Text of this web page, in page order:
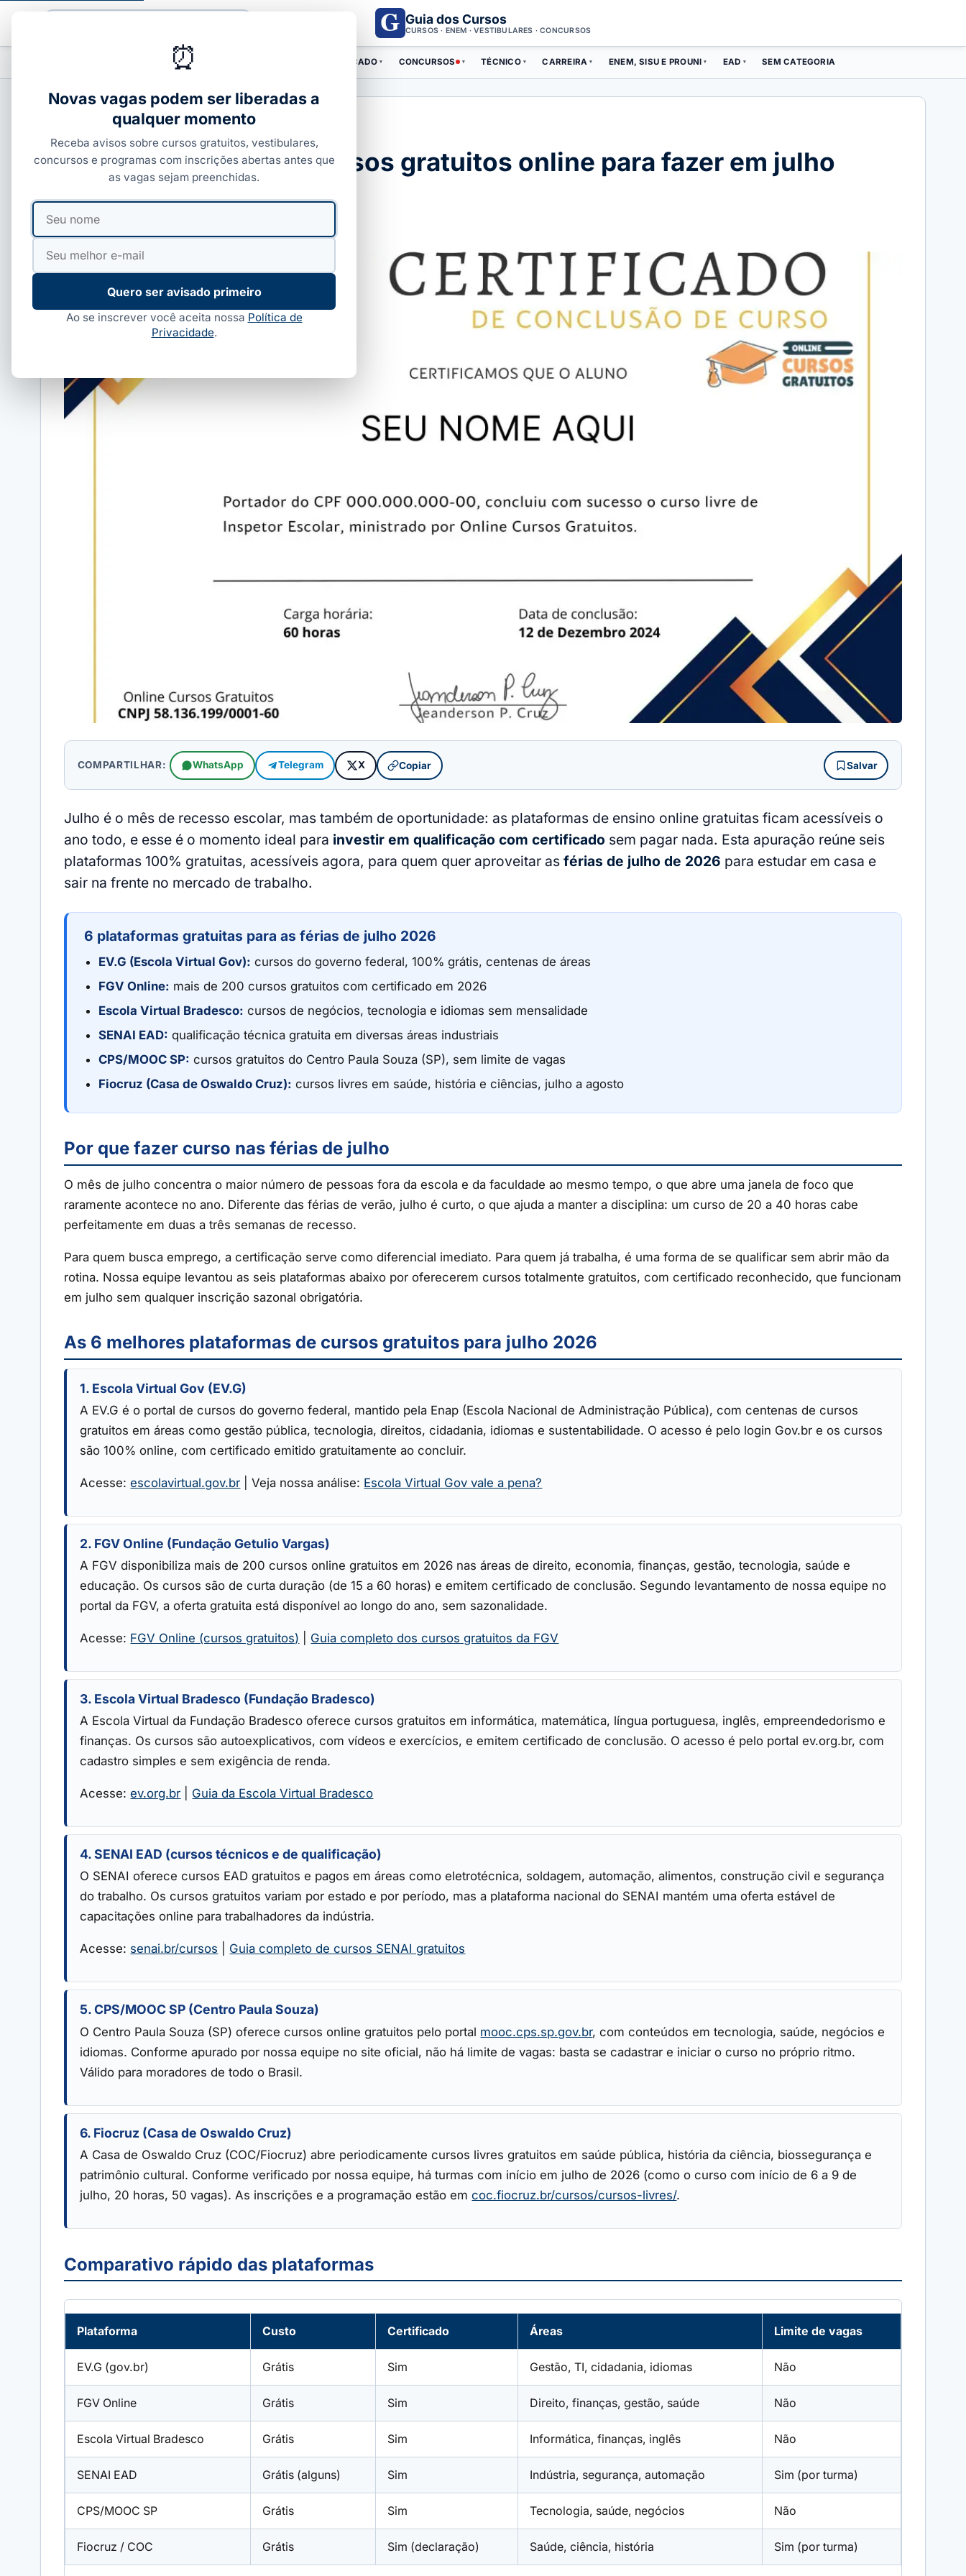
Guia dos Cursos
CURSOS · ENEM · VESTIBULARES · CONCURSOS
PROFISSIONALIZANTES CURSOS COM CERTIFICADO ▾ CONCURSOS ▾ TÉCNICO ▾ CARREIRA ▾ ENEM, SISU E PROUNI ▾ EAD ▾ SEM CATEGORIA
CURSOS COM CERTIFICADO
EV.G, FGV e mais: 6 cursos gratuitos online para fazer em julho
2026
PorIvan Alves
COMPARTILHAR: WhatsApp Telegram X Copiar Salvar
Julho é o mês de recesso escolar, mas também de oportunidade: as plataformas de ensino online gratuitas ficam acessíveis o
ano todo, e esse é o momento ideal para investir em qualificação com certificado sem pagar nada. Esta apuração reúne seis
plataformas 100% gratuitas, acessíveis agora, para quem quer aproveitar as férias de julho de 2026 para estudar em casa e
sair na frente no mercado de trabalho.
6 plataformas gratuitas para as férias de julho 2026
EV.G (Escola Virtual Gov): cursos do governo federal, 100% grátis, centenas de áreas
FGV Online: mais de 200 cursos gratuitos com certificado em 2026
Escola Virtual Bradesco: cursos de negócios, tecnologia e idiomas sem mensalidade
SENAI EAD: qualificação técnica gratuita em diversas áreas industriais
CPS/MOOC SP: cursos gratuitos do Centro Paula Souza (SP), sem limite de vagas
Fiocruz (Casa de Oswaldo Cruz): cursos livres em saúde, história e ciências, julho a agosto
Por que fazer curso nas férias de julho
O mês de julho concentra o maior número de pessoas fora da escola e da faculdade ao mesmo tempo, o que abre uma janela de foco que
raramente acontece no ano. Diferente das férias de verão, julho é curto, o que ajuda a manter a disciplina: um curso de 20 a 40 horas cabe
perfeitamente em duas a três semanas de recesso.
Para quem busca emprego, a certificação serve como diferencial imediato. Para quem já trabalha, é uma forma de se qualificar sem abrir mão da
rotina. Nossa equipe levantou as seis plataformas abaixo por oferecerem cursos totalmente gratuitos, com certificado reconhecido, que funcionam
em julho sem qualquer inscrição sazonal obrigatória.
As 6 melhores plataformas de cursos gratuitos para julho 2026
1. Escola Virtual Gov (EV.G)
A EV.G é o portal de cursos do governo federal, mantido pela Enap (Escola Nacional de Administração Pública), com centenas de cursos
gratuitos em áreas como gestão pública, tecnologia, direitos, cidadania, idiomas e sustentabilidade. O acesso é pelo login Gov.br e os cursos
são 100% online, com certificado emitido gratuitamente ao concluir.
Acesse:escolavirtual.gov.br | Veja nossa análise: Escola Virtual Gov vale a pena?
2. FGV Online (Fundação Getulio Vargas)
A FGV disponibiliza mais de 200 cursos online gratuitos em 2026 nas áreas de direito, economia, finanças, gestão, tecnologia, saúde e
educação. Os cursos são de curta duração (de 15 a 60 horas) e emitem certificado de conclusão. Segundo levantamento de nossa equipe no
portal da FGV, a oferta gratuita está disponível ao longo do ano, sem sazonalidade.
Acesse: FGV Online (cursos gratuitos) Guia completo dos cursos gratuitos da FGV
3. Escola Virtual Bradesco (Fundação Bradesco)
A Escola Virtual da Fundação Bradesco oferece cursos gratuitos em informática, matemática, língua portuguesa, inglês, empreendedorismo e
finanças. Os cursos são autoexplicativos, com vídeos e exercícios, e emitem certificado de conclusão. O acesso é pelo portal ev.org.br, com
cadastro simples e sem exigência de renda.
Acesse:ev.org.br Guia da Escola Virtual Bradesco
4. SENAI EAD (cursos técnicos e de qualificação)
O SENAI oferece cursos EAD gratuitos e pagos em áreas como eletrotécnica, soldagem, automação, alimentos, construção civil e segurança
do trabalho. Os cursos gratuitos variam por estado e por período, mas a plataforma nacional do SENAI mantém uma oferta estável de
capacitações online para trabalhadores da indústria.
Acesse: senai.br/cursos Guia completo de cursos SENAI gratuitos
5. CPS/MOOC SP (Centro Paula Souza)
O Centro Paula Souza (SP) oferece cursos online gratuitos pelo portal mooc.cps.sp.gov.br, com conteúdos em tecnologia, saúde, negócios e
idiomas. Conforme apurado por nossa equipe no site oficial, não há limite de vagas: basta se cadastrar e iniciar o curso no próprio ritmo.
Válido para moradores de todo o Brasil.
6. Fiocruz (Casa de Oswaldo Cruz)
A Casa de Oswaldo Cruz (COC/Fiocruz) abre periodicamente cursos livres gratuitos em saúde pública, história da ciência, biossegurança e
patrimônio cultural. Conforme verificado por nossa equipe, há turmas com início em julho de 2026 (como o curso com início de 6 a 9 de
julho, 20 horas, 50 vagas). As inscrições e a programação estão emcoc.fiocruz.br/cursos/cursos-livres/.
Comparativo rápido das plataformas
Plataforma Custo Certificado Áreas Limite de vagas
EV.G (gov.br) Grátis Sim Gestão, TI, cidadania, idiomas Não
FGV Online Grátis Sim Direito, finanças, gestão, saúde Não
Escola Virtual Bradesco Grátis Sim Informática, finanças, inglês Não
SENAI EAD Grátis (alguns) Sim Indústria, segurança, automação Sim (por turma)
CPS/MOOC SP Grátis Sim Tecnologia, saúde, negócios Não
Fiocruz / COC Grátis Sim (declaração) Saúde, ciência, história Sim (por turma)
⏰
Novas vagas podem ser liberadas a
qualquer momento
Receba avisos sobre cursos gratuitos, vestibulares,
concursos e programas com inscrições abertas antes que
as vagas sejam preenchidas.
Seu
nome
Seu
mail
Quero ser avisado primeiro
Ao se inscrever você aceita nossa Política de
Privacidade.